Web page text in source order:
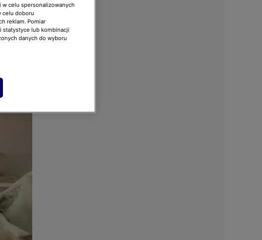
celu spersonalizowanych
celu doboru
reklam. Pomiar
statystyce lub kombinacji
danych do wyboru